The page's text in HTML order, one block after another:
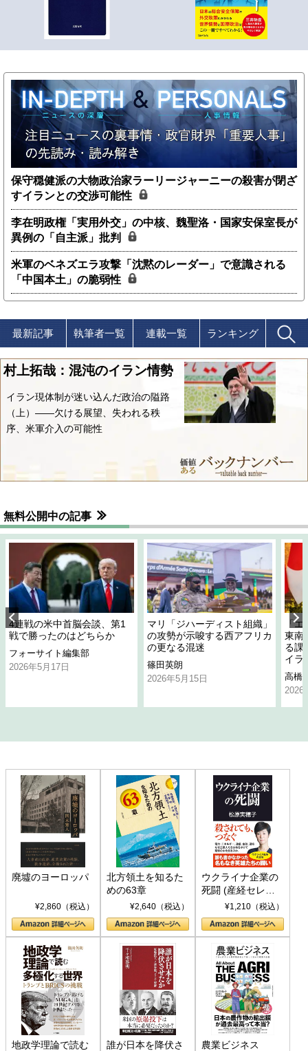
保守穏健派の大物政治家ラーリージャーニーの殺害が閉ざ
すイランとの交渉可能性
李在明政権「実用外交」の中核、魏聖洛・国家安保室長が
異例の「自主派」批判
米軍のベネズエラ攻撃「沈黙のレーダー」で意識される
「中国本土」の脆弱性
最新記事 執筆者一覧 連載一覧 ランキング
村上拓哉：混沌のイラン情勢
イラン現体制が迷い込んだ政治の隘路
（上）――欠ける展望、失われる秩
序、米軍介入の可能性
無料公開中の記事
4連戦の米中首脳会談、第1
戦で勝ったのはどちらか
フォーサイト編集部
2026年5月17日
マリ「ジハーディスト組織」
の攻勢が示唆する西アフリカ
の更なる混迷
篠田英朗
2026年5月15日
「
東南
る課
イラ
高橋
2026
廃墟のヨーロッパ
¥2,860（税込）
北方領土を知るた
めの63章
¥2,640（税込）
ウクライナ企業の
死闘 (産経セレク
ト S 039)¥1,210（税込）
地政学理論で読む
誰が日本を降伏さ
農業ビジネス